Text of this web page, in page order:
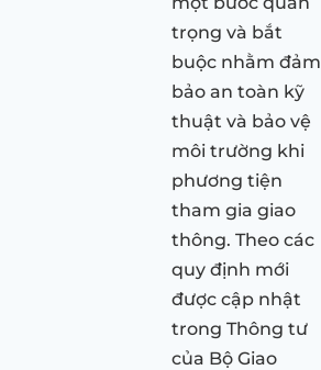
trọng và bắt
buộc nhằm đảm
bảo an toàn kỹ
thuật và bảo vệ
môi trường khi
phương tiện
tham gia giao
thông. Theo các
quy định mới
được cập nhật
trong Thông tư
của Bộ Giao